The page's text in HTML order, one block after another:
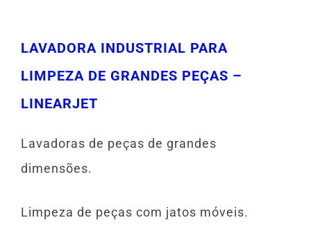
LAVADORA INDUSTRIAL PARA
LIMPEZA DE GRANDES PEÇAS –
LINEARJET
Lavadoras de peças de grandes
dimensões.
Limpeza de peças com jatos móveis.